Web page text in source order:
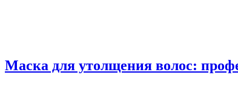
Маска для утолщения волос: